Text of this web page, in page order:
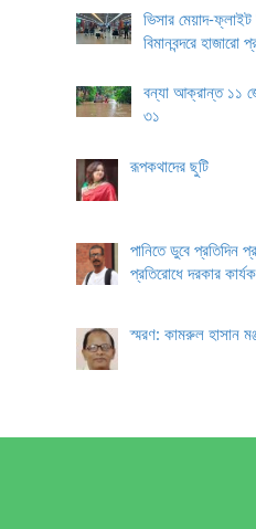
ভিসার মেয়াদ-
বিমানবন্দরে হাজারো
বন্যা আক্রান্ত ১১
৩১
রূপকথাদের ছুটি
পানিতে ডুবে প্রতিদিন
প্রতিরোধে দরকার
স্মরণ: কামরুল হাসান